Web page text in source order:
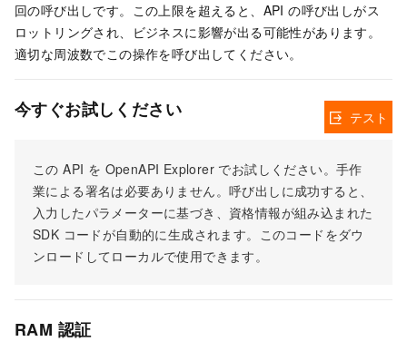
回の呼び出しです。この上限を超えると、API の呼び出しがス
ロットリングされ、ビジネスに影響が出る可能性があります。
適切な周波数でこの操作を呼び出してください。
今すぐお試しください
この API を OpenAPI Explorer でお試しください。手作
業による署名は必要ありません。呼び出しに成功すると、
入力したパラメーターに基づき、資格情報が組み込まれた
SDK コードが自動的に生成されます。このコードをダウ
ンロードしてローカルで使用できます。
テスト
RAM 認証